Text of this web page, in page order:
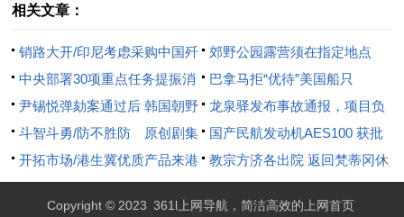
课堂新路径。
力，帮助他们在异国他乡更好地
学习和生活。
相关文章：
销路大开/印尼考虑采购中国歼
10战机
郊野公园露营须在指定地点
中央部署30项重点任务提振消
费 居民增收放首位
巴拿马拒“优待”美国船只
尹锡悦弹劾案通过后 韩国朝野
党争转向新战场？
龙泉驿发布事故通报，项目负
责人停职，2人被控制
斗智斗勇/防不胜防 原创剧集
深受其害
国产民航发动机AES100 获批
生产
开拓市场/港生冀优质产品来港
品尝更多草原风味
教宗方济各出院 返回梵蒂冈休
养
Copyright © 2023 361l上网导航，简洁高效的上网首页